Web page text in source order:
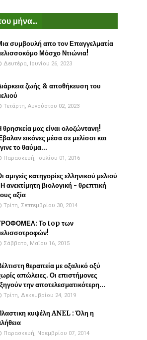
μήνα...
συμβουλή απο τον Επαγγελματία
Μόσχο Ντιώνια!
Δευτέρα, Ιουνίου 26, 2023
ζωής & αποθήκευση του
Τετάρτη, Αυγούστου 02, 2023
θρησκεία μας είναι ολοζώντανη!
εικόνες μέσα σε μελίσσι και
το θαύμα...
Παρασκευή, Ιουλίου 01, 2016
αμιγείς κατηγορίες ελληνικού μελιού
ανεκτίμητη βιολογική - θρεπτική
αξία
Τρίτη, Σεπτεμβρίου 30, 2014
Το top των
Σάββατο, Μαΐου 16, 2015
θεραπεία με οξαλικό οξύ
απώλειες. Οι επιστήμονες
την αποτελεσματικότερη...
Τρίτη, Δεκεμβρίου 24, 2019
κυψέλη ANEL : Όλη η
Παρασκευή, Νοεμβρίου 07, 2014